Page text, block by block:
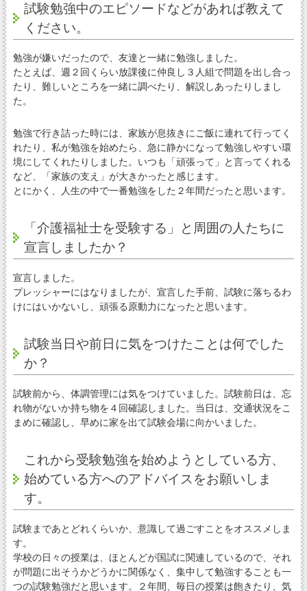
試験勉強中のエピソードなどがあれば教えて
ください。
勉強が嫌いだったので、友達と一緒に勉強しました。
たとえば、週２回くらい放課後に仲良し３人組で問題を出し合っ
たり、難しいところを一緒に調べたり、解説しあったりしまし
た。
勉強で行き詰った時には、家族が息抜きにご飯に連れて行ってく
れたり、私が勉強を始めたら、急に静かになって勉強しやすい環
境にしてくれたりしました。いつも「頑張って」と言ってくれる
など、「家族の支え」が大きかったと感じます。
とにかく、人生の中で一番勉強をした２年間だったと思います。
「介護福祉士を受験する」と周囲の人たちに
宣言しましたか？
宣言しました。
プレッシャーにはなりましたが、宣言した手前、試験に落ちるわ
けにはいかないし、頑張る原動力になったと思います。
試験当日や前日に気をつけたことは何でした
か？
試験前から、体調管理には気をつけていました。試験前日は、忘
れ物がないか持ち物を４回確認しました。当日は、交通状況をこ
まめに確認し、早めに家を出て試験会場に向かいました。
これから受験勉強を始めようとしている方、
始めている方へのアドバイスをお願いしま
す。
試験まであとどれくらいか、意識して過ごすことをオススメしま
す。
学校の日々の授業は、ほとんどが国試に関連しているので、それ
が問題に出そうかどうかに関係なく、集中して勉強することも一
つの試験勉強だと思います。２年間、毎日の授業は飽きたり、気